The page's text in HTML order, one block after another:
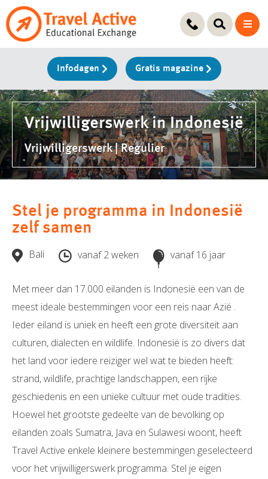
Ga
naar
Infodagen Gratis magazine
Vrijwilligerswerk in Indonesië
Vrijwilligerswerk | Regulier
Stel je programma in Indonesië
zelf samen
Bali vanaf 2 weken vanaf 16 jaar
Met meer dan 17.000 eilanden is Indonesië een van de
meest ideale bestemmingen voor een reis naar Azië .
Ieder eiland is uniek en heeft een grote diversiteit aan
culturen, dialecten en wildlife. Indonesië is zo divers dat
het land voor iedere reiziger wel wat te bieden heeft:
strand, wildlife, prachtige landschappen, een rijke
geschiedenis en een unieke cultuur met oude tradities.
Hoewel het grootste gedeelte van de bevolking op
eilanden zoals Sumatra, Java en Sulawesi woont, heeft
Travel Active enkele kleinere bestemmingen geselecteerd
voor het vrijwilligerswerk programma. Stel je eigen